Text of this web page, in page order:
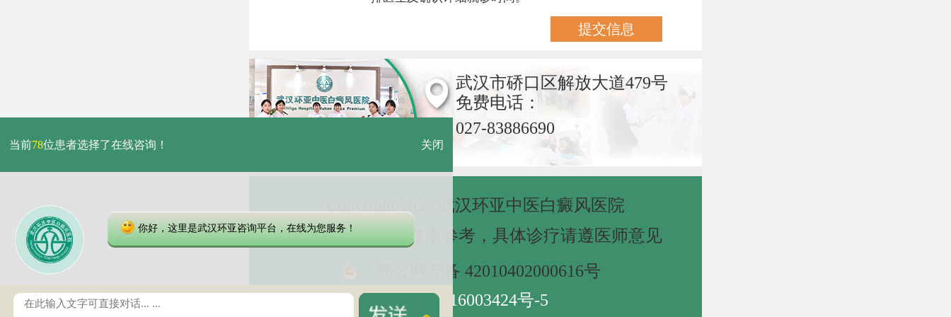
武汉市硚口区解放大道479号
免费电话：
027-83886690
Copyright 2025 武汉环亚中医白癜风医院
本网站信息仅做健康参考，具体诊疗请遵医师意见
鄂公网安备 42010402000616号
鄂ICP备16003424号-5
当前78位患者选择了在线咨询！ 关闭
你好，这里是武汉环亚咨询平台，在线为您服务！